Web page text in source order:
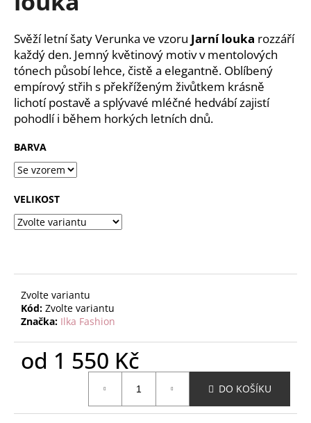
hvězdiček.
Svěží letní šaty Verunka ve vzoru Jarní louka rozzáří
každý den. Jemný květinový motiv v mentolových
tónech působí lehce, čistě a elegantně. Oblíbený
empírový střih s překříženým živůtkem krásně
lichotí postavě a splývavé mléčné hedvábí zajistí
pohodlí i během horkých letních dnů.
BARVA
VELIKOST
Zvolte variantu
Kód: Zvolte variantu
Značka: Ilka Fashion
od 1 550 Kč
DO KOŠÍKU
j
e
m
e